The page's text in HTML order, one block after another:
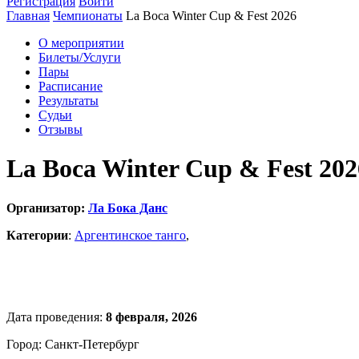
Главная Чемпионаты La Boca Winter Cup & Fest 2026
О мероприятии
Билеты/Услуги
Пары
Расписание
Результаты
Судьи
Отзывы
La Boca Winter Cup & Fest
Организатор: Ла Бока Данс
Категории: Аргентинское танго,
Дата проведения: 8 февраля, 2026
Город: Санкт-Петербург